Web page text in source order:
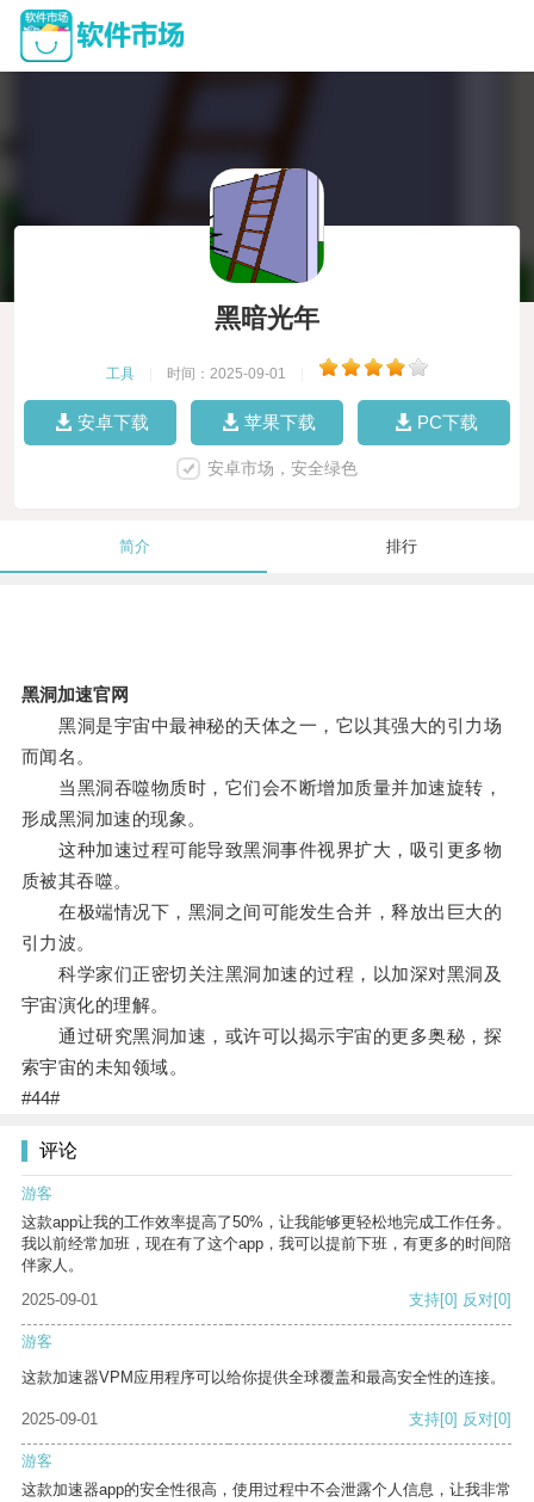
黑暗光年
工具 时间：2025-09-01
安卓下载 苹果下载 PC下载
安卓市场，安全绿色
简介 排行
黑洞加速官网
黑洞是宇宙中最神秘的天体之一，它以其强大的引力场
而闻名。
当黑洞吞噬物质时，它们会不断增加质量并加速旋转，
形成黑洞加速的现象。
这种加速过程可能导致黑洞事件视界扩大，吸引更多物
质被其吞噬。
在极端情况下，黑洞之间可能发生合并，释放出巨大的
引力波。
科学家们正密切关注黑洞加速的过程，以加深对黑洞及
宇宙演化的理解。
通过研究黑洞加速，或许可以揭示宇宙的更多奥秘，探
索宇宙的未知领域。
#44#
评论
游客
这款app让我的工作效率提高了50%，让我能够更轻松地完成工作任务。
我以前经常加班，现在有了这个app，我可以提前下班，有更多的时间陪
伴家人。
2025-09-01
支持[0] 反对[0]
游客
这款加速器VPM应用程序可以给你提供全球覆盖和最高安全性的连接。
2025-09-01 支持[0] 反对[0]
游客
这款加速器app的安全性很高，使用过程中不会泄露个人信息，让我非常